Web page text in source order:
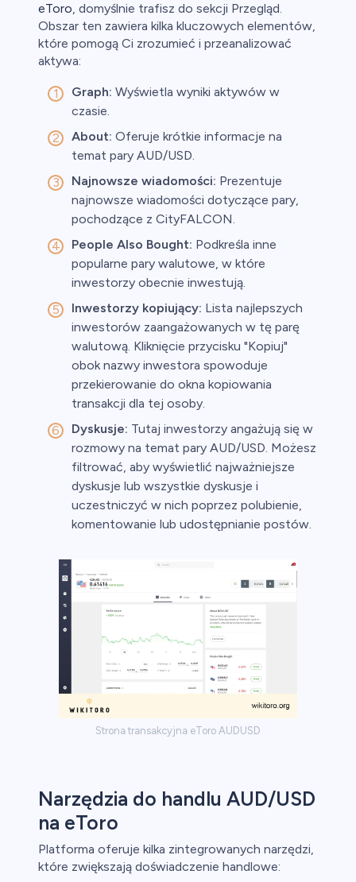
eToro, domyślnie trafisz do sekcji Przegląd.
Obszar ten zawiera kilka kluczowych elementów,
które pomogą Ci zrozumieć i przeanalizować
aktywa:
Graph: Wyświetla wyniki aktywów w
czasie.
About: Oferuje krótkie informacje na
temat pary AUD/USD.
Najnowsze wiadomości: Prezentuje
najnowsze wiadomości dotyczące pary,
pochodzące z CityFALCON.
People Also Bought: Podkreśla inne
popularne pary walutowe, w które
inwestorzy obecnie inwestują.
Inwestorzy kopiujący: Lista najlepszych
inwestorów zaangażowanych w tę parę
walutową. Kliknięcie przycisku "Kopiuj"
obok nazwy inwestora spowoduje
przekierowanie do okna kopiowania
transakcji dla tej osoby.
Dyskusje: Tutaj inwestorzy angażują się w
rozmowy na temat pary AUD/USD. Możesz
filtrować, aby wyświetlić najważniejsze
dyskusje lub wszystkie dyskusje i
uczestniczyć w nich poprzez polubienie,
komentowanie lub udostępnianie postów.
Strona transakcyjna eToro AUDUSD
Narzędzia do handlu AUD/USD
na eToro
Platforma oferuje kilka zintegrowanych narzędzi,
które zwiększają doświadczenie handlowe: